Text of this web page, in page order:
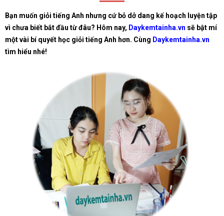
Bạn muốn giỏi tiếng Anh nhưng cứ bỏ dở dang kế hoạch luyện tập
vì chưa biết bắt đầu từ đâu? Hôm nay, Daykemtainha.vn sẽ bật mí
một vài bí quyết học giỏi tiếng Anh hơn. Cùng Daykemtainha.vn
tìm hiểu nhé!